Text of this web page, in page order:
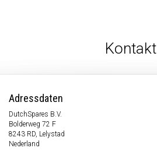
Kontakt
Adressdaten
DutchSpares B.V.
Bolderweg 72 F
8243 RD, Lelystad
Nederland